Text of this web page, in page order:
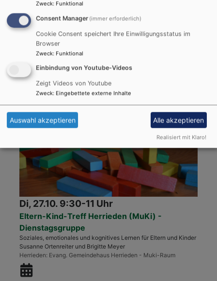
Do, 22.10. 9:30-11 Uhr
Eltern-Kind-Treff Herrieden (MuKi) -
Donnerstasgruppe
Soziales, emotionales und kognitives Lernen für Eltern und Kinder
Kathrin Bayer, Lisa Schachner und Christina Elert
Di, 27.10. 9:30-11 Uhr
Eltern-Kind-Treff Herrieden (MuKi) -
Dienstagsgruppe
Soziales, emotionales und kognitives Lernen für Eltern und Kinder
Susanne Ortenreiter und Brigitte Meyer
Herrieden Evang. Gemeindehaus Herrieden - Muki-Raum
Zweck: Funktional
Consent Manager (immer erforderlich)
Cookie Consent speichert Ihre Einwilligungsstatus im
Browser
Zweck: Funktional
Einbindung von Youtube-Videos
Zeigt Videos von Youtube
Zweck: Eingebettete externe Inhalte
Auswahl akzeptieren Alle akzeptieren
Realisiert mit Klaro!